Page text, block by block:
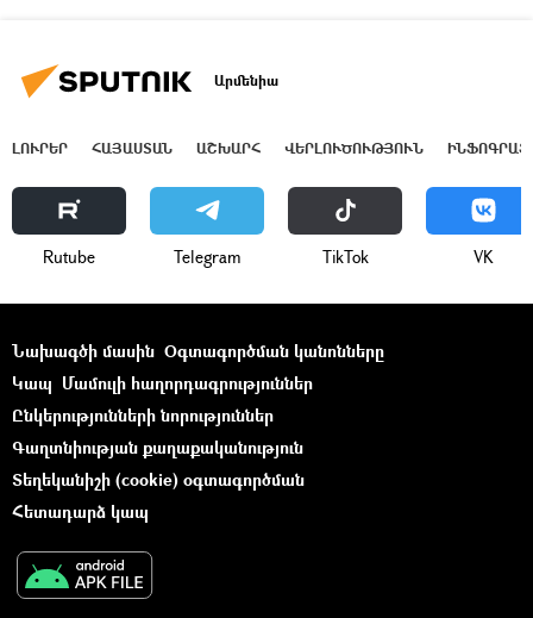
Արմենիա
ԼՈՒՐԵՐ ՀԱՅԱՍՏԱՆ ԱՇԽԱՐՀ ՎԵՐԼՈՒԾՈՒԹՅՈՒՆ
Rutube Telegram ТikТоk VK
Նախագծի մասին Օգտագործման կանոնները
Կապ Մամուլի հաղորդագրություններ
Ընկերությունների նորություններ
Գաղտնիության քաղաքականություն
Տեղեկանիշի (cookie) օգտագործման
Հետադարձ կապ